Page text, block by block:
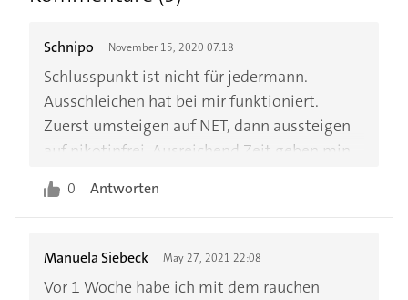
Schnipo November 15, 2020 07:18
Schlusspunkt ist nicht für jedermann.
Ausschleichen hat bei mir funktioniert.
Zuerst umsteigen auf NET, dann aussteigen
auf nikotinfrei. Ausreichend Zeit geben min.
1-2 Jahre oder mehr. Dranbleiben! Es geht
langsam aber die Nachhaltigkeit ist besser.
0 Antworten
Manuela Siebeck May 27, 2021 22:08
Vor 1 Woche habe ich mit dem rauchen